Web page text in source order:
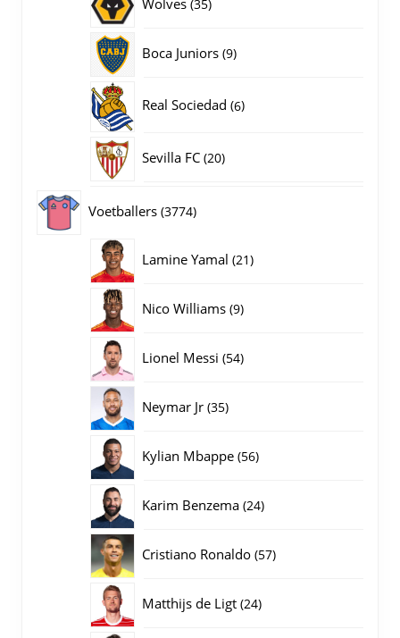
35
Boca Juniors 99
Real Sociedad 66
Sevilla FC 2020
Voetballers 37743774
Lamine Yamal 2121
Nico Williams 99
Lionel Messi 5454
Neymar Jr 3535
Kylian Mbappe 5656
Karim Benzema 2424
Cristiano Ronaldo 5757
Matthijs de Ligt 2424